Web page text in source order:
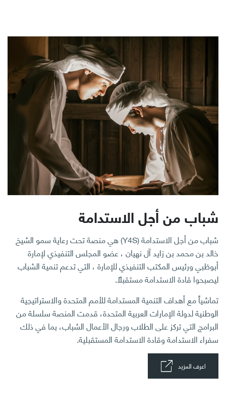
شباب من أجل الاستدامة
شباب من أجل الاستدامة (Y4S) هي منصة تحت رعاية سمو الشيخ
خالد بن محمد بن زايد آل نهيان ، عضو المجلس التنفيذي لإمارة
أبوظبي ورئيس المكتب التنفيذي للإمارة ، التي تدعم تنمية الشباب
ليصبحوا قادة الاستدامة مستقبلاً.
تماشياً مع أهداف التنمية المستدامة للأمم المتحدة والاستراتيجية
الوطنية لدولة الإمارات العربية المتحدة، قدمت المنصة سلسلة من
البرامج التي تركز على الطلاب ورجال الأعمال الشباب، بما في ذلك
سفراء الاستدامة وقادة الاستدامة المستقبلية.
اعرف المزيد